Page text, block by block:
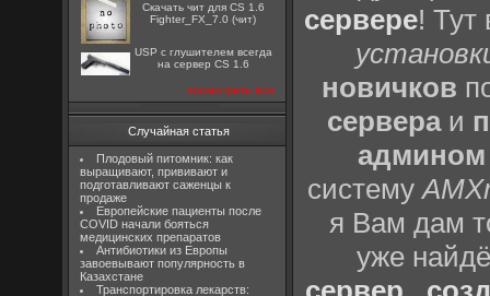
Скачать чит для CS 1.6
Fighter_FX_7.0 (чит)
USP с глушителем всегда
на сервер CS 1.6
посмотреть все
Случайная статья
Плодовый питомник: как
выращивают, прививают и
подготавливают саженцы к
продаже
Европейские пациенты после
COVID начали бояться
медицинских препаратов
Антибиотики из Европы
завоевывают популярность в
Казахстане
Транспортировка лекарств:
сервере! Тут
новичков
сервераи
админом
систему
я Вам дам
уже